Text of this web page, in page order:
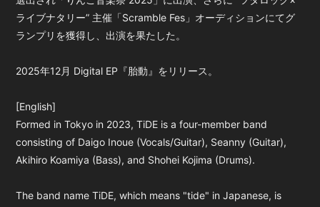
ライブナタリー” 主催「Scramble Fes」オーディションにてグ
ランプリを獲得し、出演を果たした。
2025年12月 Digital EP『胎動』をリリース。
[English]
Formed in Tokyo in 2023, TiDE is a four-member band
consisting of Daigo Inoue (Vocals/Guitar), Seanny (Guitar),
Akihiro Koamiya (Bass), and Shohei Kojima (Drums).
The band name TiDE, which means "tide" in Japanese, is